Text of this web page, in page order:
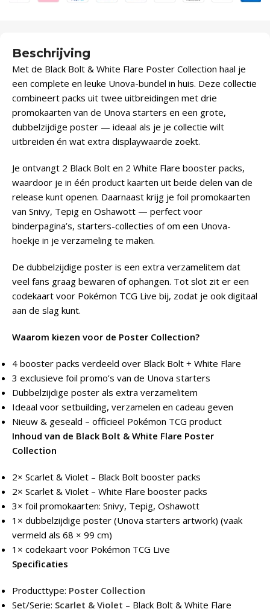
Beschrijving
Met de Black Bolt & White Flare Poster Collection haal je
een complete en leuke Unova-bundel in huis. Deze collectie
combineert packs uit twee uitbreidingen met drie
promokaarten van de Unova starters en een grote,
dubbelzijdige poster — ideaal als je je collectie wilt
uitbreiden én wat extra displaywaarde zoekt.
Je ontvangt 2 Black Bolt en 2 White Flare booster packs,
waardoor je in één product kaarten uit beide delen van de
release kunt openen. Daarnaast krijg je foil promokaarten
van Snivy, Tepig en Oshawott — perfect voor
binderpagina’s, starters-collecties of om een Unova-
hoekje in je verzameling te maken.
De dubbelzijdige poster is een extra verzamelitem dat
veel fans graag bewaren of ophangen. Tot slot zit er een
codekaart voor Pokémon TCG Live bij, zodat je ook digitaal
aan de slag kunt.
Waarom kiezen voor de Poster Collection?
4 booster packs verdeeld over Black Bolt + White Flare
3 exclusieve foil promo’s van de Unova starters
Dubbelzijdige poster als extra verzamelitem
Ideaal voor setbuilding, verzamelen en cadeau geven
Nieuw & geseald – officieel Pokémon TCG product
Inhoud van de Black Bolt & White Flare Poster
Collection
2× Scarlet & Violet – Black Bolt booster packs
2× Scarlet & Violet – White Flare booster packs
3× foil promokaarten: Snivy, Tepig, Oshawott
1× dubbelzijdige poster (Unova starters artwork) (vaak
vermeld als 68 × 99 cm)
1× codekaart voor Pokémon TCG Live
Specificaties
Producttype: Poster Collection
Set/Serie: Scarlet & Violet – Black Bolt & White Flare